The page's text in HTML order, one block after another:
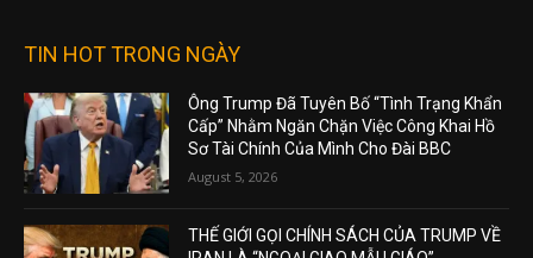
TIN HOT TRONG NGÀY
Ông Trump Đã Tuyên Bố “Tình Trạng Khẩn
Cấp” Nhằm Ngăn Chặn Việc Công Khai Hồ
Sơ Tài Chính Của Mình Cho Đài BBC
August 5, 2026
THẾ GIỚI GỌI CHÍNH SÁCH CỦA TRUMP VỀ